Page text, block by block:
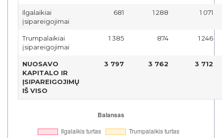
Ilgalaikiai
įsipareigojimai
681 1 288 1 071
Trumpalaikiai
įsipareigojimai
1 385 874 1 246
NUOSAVO
KAPITALO IR
ĮSIPAREIGOJIMŲ
IŠ VISO
3 797 3 762 3 712